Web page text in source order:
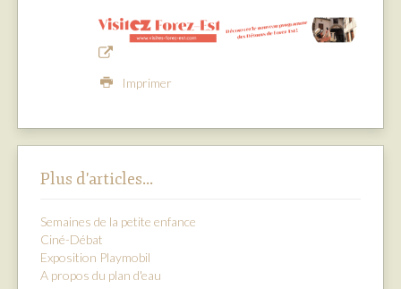
Imprimer
Plus d'articles...
Semaines de la petite enfance
Ciné-Débat
Exposition Playmobil
A propos du plan d'eau